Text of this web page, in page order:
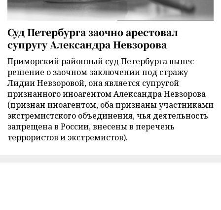
Суд Петербурга заочно арестовал
супругу Александра Невзорова
Приморский районный суд Петербурга вынес
решение о заочном заключении под стражу
Лидии Невзоровой, она является супругой
признанного иноагентом Александра Невзорова
(признан иноагентом, оба признаны участниками
экстремистского объединения, чья деятельность
запрещена в России, внесены в перечень
террористов и экстремистов).